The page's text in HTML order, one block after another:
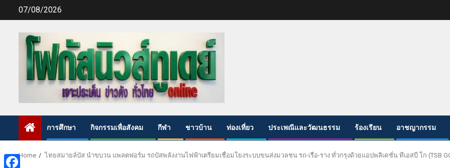
07/08/2026
การศึกษา กิจกรรมเพื่อสังคม กีฬา ชาวบ้าน ท่องเที่ยว ประเพณีและวัฒนธรรม ร้องเรียน อาชญากรรม
Home ไทยสมายล์บัส นำขบวน แพลตฟอร์ม รถบัสพลังงานไฟฟ้าเตรียมเชื่อมโยงระบบขนส่งมวลชน รถ-เรือ-ราง ทั่วกรุงด้วยแอปพลิเคชั่น ทีเอสบี โก (TSB